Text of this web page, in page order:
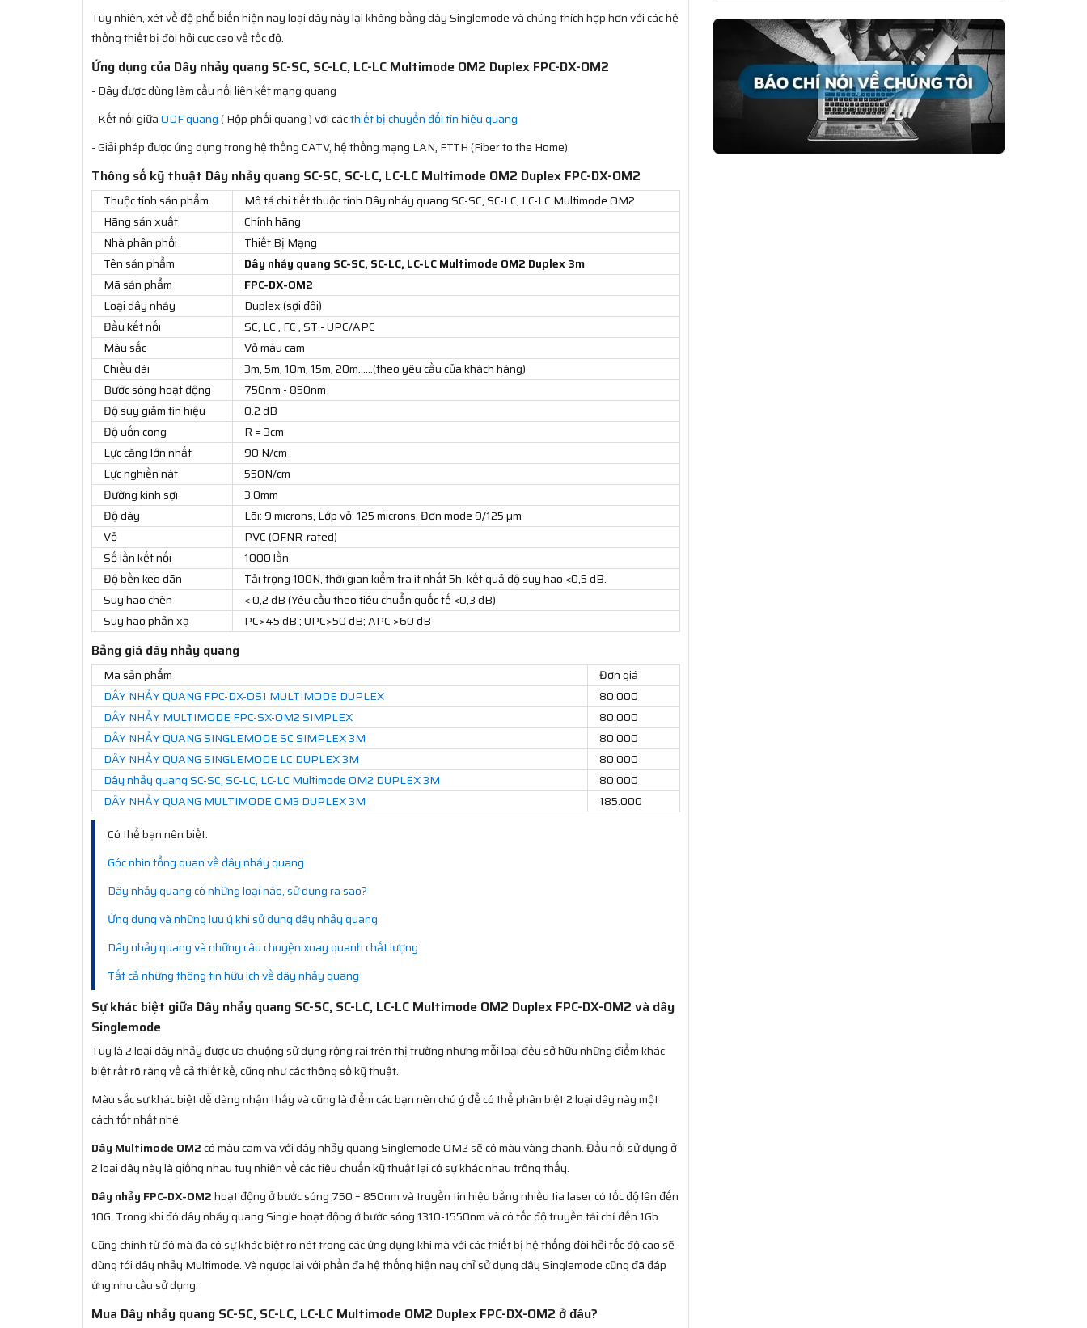
Tuy nhiên, xét về độ phổ biến hiện nay loại dây này lại không bằng dây Singlemode và chúng thích hợp hơn với các hệ
thống thiết bị đòi hỏi cực cao về tốc độ.
Ứng dụng của Dây nhảy quang SC-SC, SC-LC, LC-LC Multimode OM2 Duplex FPC-DX-OM2
- Dây được dùng làm cầu nối liên kết mạng quang
- Kết nối giữaODF quang( Hộp phối quang ) với cácthiết bị chuyển đổi tín hiệu quang
- Giải pháp được ứng dụng trong hệ thống CATV, hệ thống mạng LAN, FTTH (Fiber to the Home)
Thông số kỹ thuật Dây nhảy quang SC-SC, SC-LC, LC-LC Multimode OM2 Duplex FPC-DX-OM2
Thuộc tính sản phẩm
Mô tả chi tiết thuộc tính Dây nhảy quang SC-SC, SC-LC, LC-LC Multimode OM2
Hãng sản xuất
Chính hãng
Nhà phân phối
Thiết Bị Mạng
Tên sản phẩm
Dây nhảy quang SC-SC, SC-LC, LC-LC Multimode OM2 Duplex 3m
Mã sản phẩm
FPC-DX-OM2
Loại dây nhảy
Duplex (sợi đôi)
Đầu kết nối
SC, LC , FC , ST - UPC/APC
Màu sắc
Vỏ màu cam
Chiều dài
3m, 5m, 10m, 15m, 20m……(theo yêu cầu của khách hàng)
Bước sóng hoạt động
750nm - 850nm
Độ suy giảm tín hiệu
0.2 dB
Độ uốn cong
R = 3cm
Lực căng lớn nhất
90 N/cm
Lực nghiền nát
550N/cm
Đường kính sợi
3.0mm
Độ dày
Lõi: 9 microns, Lớp vỏ: 125 microns, Đơn mode 9/125 µm
Vỏ
PVC (OFNR-rated)
Số lần kết nối
1000 lần
Độ bền kéo dãn
Tải trọng 100N, thời gian kiểm tra ít nhất 5h, kết quả độ suy hao <0,5 dB.
Suy hao chèn
< 0,2 dB (Yêu cầu theo tiêu chuẩn quốc tế <0,3 dB)
Suy hao phản xạ
PC>45 dB ; UPC>50 dB; APC >60 dB
Bảng giá dây nhảy quang
Mã sản phẩm
Đơn giá
DÂY NHẢY QUANG FPC-DX-OS1 MULTIMODE DUPLEX
80.000
DÂY NHẢY MULTIMODE FPC-SX-OM2 SIMPLEX
80.000
DÂY NHẢY QUANG SINGLEMODE SC SIMPLEX 3M
80.000
DÂY NHẢY QUANG SINGLEMODE LC DUPLEX 3M
80.000
Dây nhảy quang SC-SC, SC-LC, LC-LC Multimode OM2 DUPLEX 3M
80.000
DÂY NHẢY QUANG MULTIMODE OM3 DUPLEX 3M
185.000
Có thể bạn nên biết:
Góc nhìn tổng quan về dây nhảy quang
Dây nhảy quang có những loại nào, sử dụng ra sao?
Ứng dụng và những lưu ý khi sử dụng dây nhảy quang
Dây nhảy quang và những câu chuyện xoay quanh chất lượng
Tất cả những thông tin hữu ích về dây nhảy quang
Sự khác biệt giữa Dây nhảy quang SC-SC, SC-LC, LC-LC Multimode OM2 Duplex FPC-DX-OM2 và dây
Singlemode
Tuy là 2 loại dây nhảy được ưa chuộng sử dụng rộng rãi trên thị trường nhưng mỗi loại đều sở hữu những điểm khác
biệt rất rõ ràng về cả thiết kế, cũng như các thông số kỹ thuật.
Màu sắc sự khác biệt dễ dàng nhận thấy và cũng là điểm các bạn nên chú ý để có thể phân biệt 2 loại dây này một
cách tốt nhất nhé.
Dây Multimode OM2có màu cam và với dây nhảy quang Singlemode OM2 sẽ có màu vàng chanh. Đầu nối sử dụng ở
2 loại dây này là giống nhau tuy nhiên về các tiêu chuẩn kỹ thuật lại có sự khác nhau trông thấy.
Dây nhảy FPC-DX-OM2hoạt động ở bước sóng 750 – 850nm và truyền tín hiệu bằng nhiều tia laser có tốc độ lên đến
10G. Trong khi đó dây nhảy quang Single hoạt động ở bước sóng 1310-1550nm và có tốc độ truyền tải chỉ đến 1Gb.
Cũng chính từ đó mà đã có sự khác biệt rõ nét trong các ứng dụng khi mà với các thiết bị hệ thống đòi hỏi tốc độ cao sẽ
dùng tới dây nhảy Multimode. Và ngược lại với phần đa hệ thống hiện nay chỉ sử dụng dây Singlemode cũng đã đáp
ứng nhu cầu sử dụng.
Mua Dây nhảy quang SC-SC, SC-LC, LC-LC Multimode OM2 Duplex FPC-DX-OM2 ở đâu?